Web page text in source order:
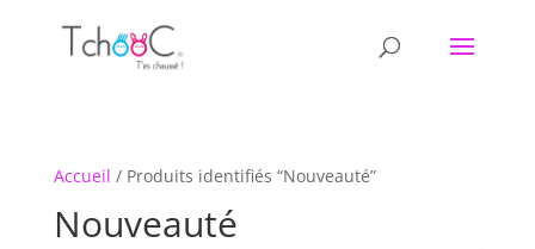
Accueil / Produits identifiés “Nouveauté”
Nouveauté